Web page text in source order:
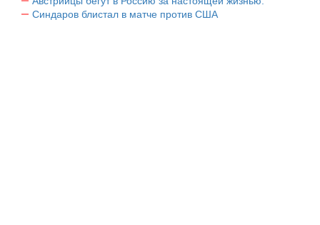
Синдаров блистал в матче против США